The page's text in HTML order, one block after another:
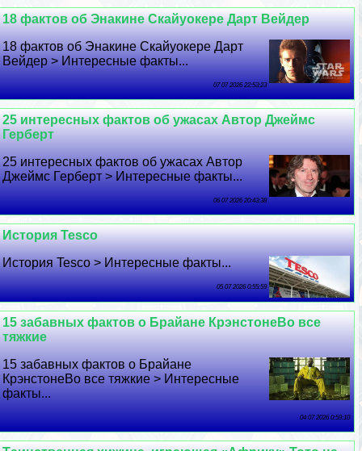
18 фактов об Энакине Скайуокере Дарт Вейдер
18 фактов об Энакине Скайуокере Дарт
Вейдер > Интересные факты...
07 07 2026 22:53:23
25 интересных фактов об ужасах Автор Джеймс
Герберт
25 интересных фактов об ужасах Автор
Джеймс Герберт > Интересные факты...
06 07 2026 20:43:38
История Tesco
История Tesco > Интересные факты...
05 07 2026 0:55:59
15 забавных фактов о Брайане КрэнстонеВо все
тяжкие
15 забавных фактов о Брайане
КрэнстонеВо все тяжкие > Интересные
факты...
04 07 2026 0:59:10